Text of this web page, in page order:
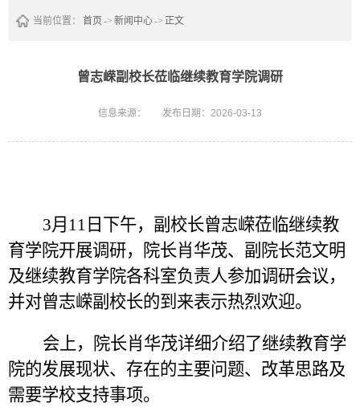
当前位置： 首页 -> 新闻中心-> 正文
曾志嵘副校长莅临继续教育学院调研
信息来源： 发布日期：2026-03-13
3月11 日 下午，副校长曾志嵘莅临继续教
育学院开展调研，院长肖华茂、 副院长范文明
及继续教育学院各科室负责人参加调研会议，
并对曾志嵘副校长的到来表示热烈欢迎。
会上，院长肖华茂详细介绍了继续教育学
院的发展现状、存在的主要问题、改革思路及
需要学校支持事项。